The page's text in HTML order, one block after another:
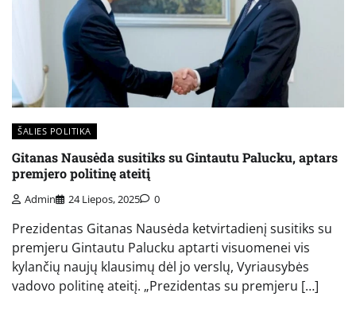
ŠALIES POLITIKA
Gitanas Nausėda susitiks su Gintautu Palucku, aptars
premjero politinę ateitį
Admin 24 Liepos, 2025 0
Prezidentas Gitanas Nausėda ketvirtadienį susitiks su
premjeru Gintautu Palucku aptarti visuomenei vis
kylančių naujų klausimų dėl jo verslų, Vyriausybės
vadovo politinę ateitį. „Prezidentas su premjeru […]